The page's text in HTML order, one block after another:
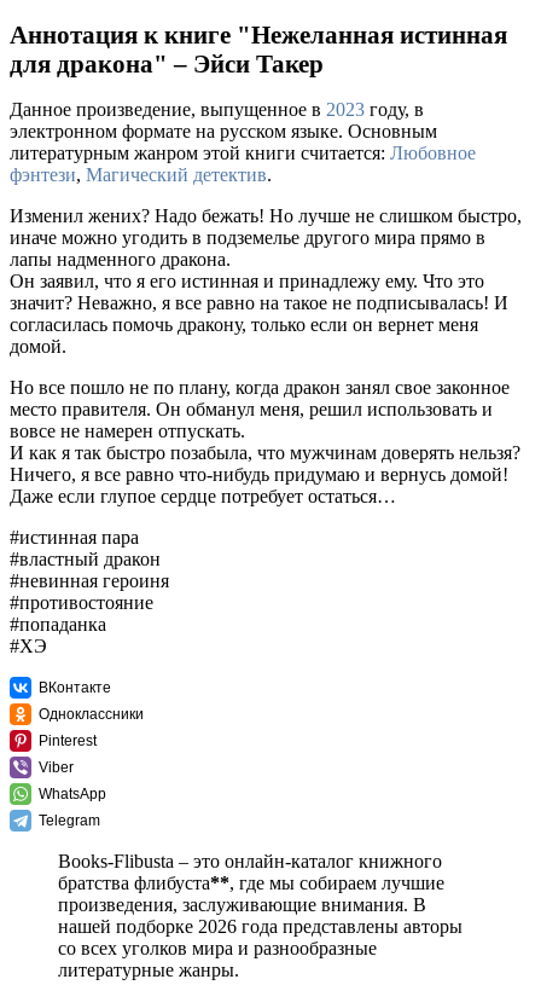
Аннотация к книге "Нежеланная истинная
для дракона" – Эйси Такер
Данное произведение, выпущенное в 2023 году, в
электронном формате на русском языке. Основным
литературным жанром этой книги считается: Любовное
фэнтези, Магический детектив.
Изменил жених? Надо бежать! Но лучше не слишком быстро,
иначе можно угодить в подземелье другого мира прямо в
лапы надменного дракона.
Он заявил, что я его истинная и принадлежу ему. Что это
значит? Неважно, я все равно на такое не подписывалась! И
согласилась помочь дракону, только если он вернет меня
домой.
Но все пошло не по плану, когда дракон занял свое законное
место правителя. Он обманул меня, решил использовать и
вовсе не намерен отпускать.
И как я так быстро позабыла, что мужчинам доверять нельзя?
Ничего, я все равно что-нибудь придумаю и вернусь домой!
Даже если глупое сердце потребует остаться…
#истинная пара
#властный дракон
#невинная героиня
#противостояние
#попаданка
#ХЭ
ВКонтакте
Одноклассники
Pinterest
Viber
WhatsApp
Telegram
Books-Flibusta – это онлайн-каталог книжного
братства флибуста**, где мы собираем лучшие
произведения, заслуживающие внимания. В
нашей подборке 2026 года представлены авторы
со всех уголков мира и разнообразные
литературные жанры.